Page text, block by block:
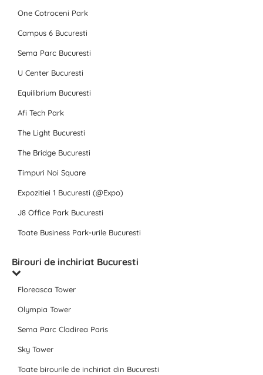
One Cotroceni Park
Campus 6 Bucuresti
Sema Parc Bucuresti
U Center Bucuresti
Equilibrium Bucuresti
Afi Tech Park
The Light Bucuresti
The Bridge Bucuresti
Timpuri Noi Square
Expozitiei 1 Bucuresti (@Expo)
J8 Office Park Bucuresti
Toate Business Park-urile Bucuresti
Birouri de inchiriat Bucuresti
Floreasca Tower
Olympia Tower
Sema Parc Cladirea Paris
Sky Tower
Toate birourile de inchiriat din Bucuresti